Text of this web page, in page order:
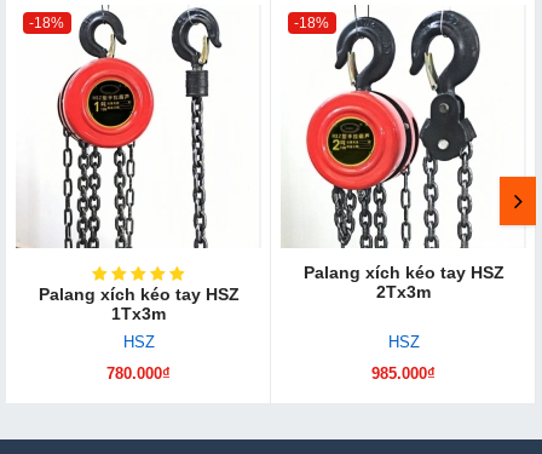
-18%
Palang xích kéo tay HSZ
1Tx3m
HSZ
780.000₫
-18%
Palang xích kéo tay HSZ
2Tx3m
HSZ
985.000₫